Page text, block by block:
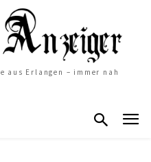
aus Erlangen – immer nah